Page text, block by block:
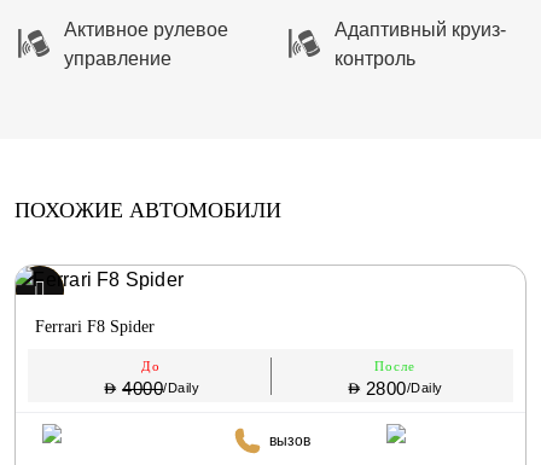
Активное рулевое
управление
Адаптивный круиз-
контроль
ПОХОЖИЕ АВТОМОБИЛИ
Ferrari F8 Spider
До
4000/Daily
После
2800/Daily
вызов